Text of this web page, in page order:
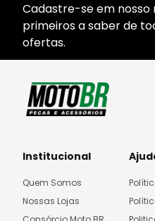
Cadastre-se em nosso
primeiros a saber de
ofertas.
Institucional
Quem Somos
Nossas Lojas